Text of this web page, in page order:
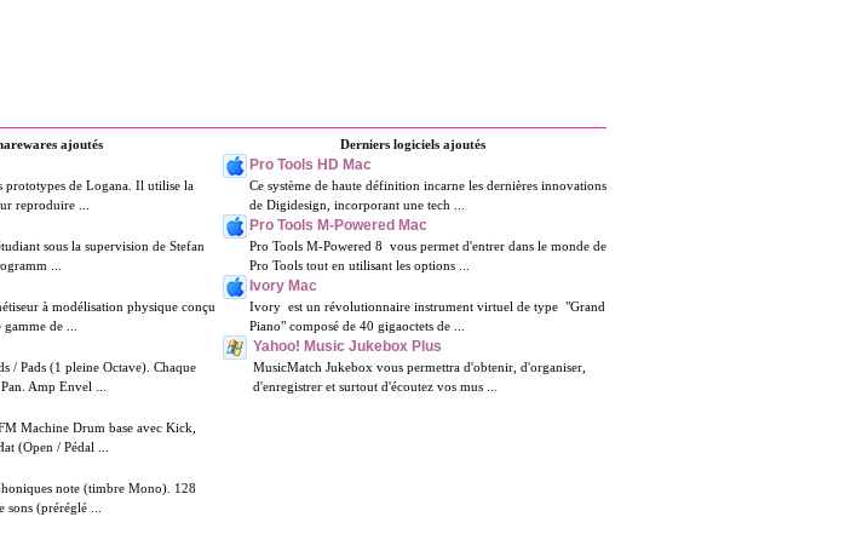
ajoutés
prototypes de Logana. Il utilise la
reproduire ...
sous la supervision de Stefan
...
à modélisation physique conçu
de ...
/ Pads (1 pleine Octave). Chaque
Amp Envel ...
Machine Drum base avec Kick,
(Open / Pédal ...
note (timbre Mono). 128
sons (préréglé ...
Derniers logiciels ajoutés
Pro Tools HD Mac
Ce système de haute définition incarne les dernières innovations
de Digidesign, incorporant une tech ...
Pro Tools M-Powered Mac
Pro Tools M-Powered 8 vous permet d'entrer dans le monde de
Pro Tools tout en utilisant les options ...
Ivory Mac
Ivory est un révolutionnaire instrument virtuel de type "Grand
Piano" composé de 40 gigaoctets de ...
Yahoo! Music Jukebox Plus
MusicMatch Jukebox vous permettra d'obtenir, d'organiser,
d'enregistrer et surtout d'écoutez vos mus ...